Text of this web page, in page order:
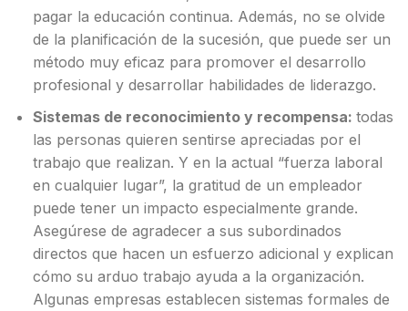
pagar la educación continua. Además, no se olvide
de la planificación de la sucesión, que puede ser un
método muy eficaz para promover el desarrollo
profesional y desarrollar habilidades de liderazgo.
Sistemas de reconocimiento y recompensa: todas
las personas quieren sentirse apreciadas por el
trabajo que realizan. Y en la actual “fuerza laboral
en cualquier lugar”, la gratitud de un empleador
puede tener un impacto especialmente grande.
Asegúrese de agradecer a sus subordinados
directos que hacen un esfuerzo adicional y explican
cómo su arduo trabajo ayuda a la organización.
Algunas empresas establecen sistemas formales de